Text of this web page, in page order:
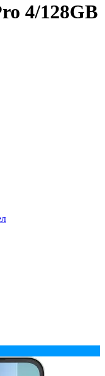
4/128GB